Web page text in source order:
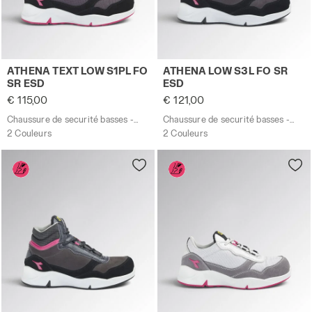
Chaussure de securité basses - Femme ATHENA TEXT
ATHENA TEXT LOW S1PL FO
SR ESD
€ 115,00
2 Couleurs
Chaussure de securité
ATHENA LOW S3L FO SR
ESD
€ 121,00
2 Couleurs